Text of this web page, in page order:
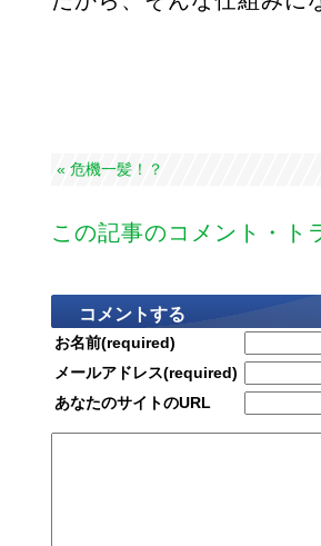
« 危機一髪！？
この記事のコメント・ト
コメントする
お名前(required)
メールアドレス(required)
あなたのサイトのURL